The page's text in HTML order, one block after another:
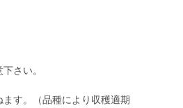
さい。
す。（品種により収穫適期